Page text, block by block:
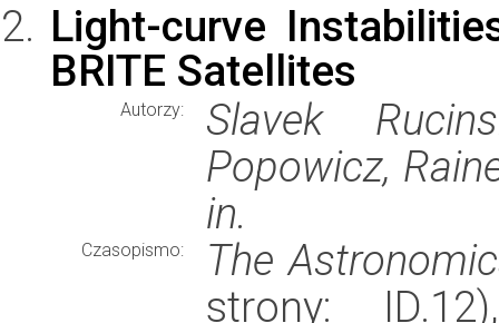
Light-curve
BRITE Satellites
Autorzy:
Slavek
Popowicz,
in.
Czasopismo:
The
strony: